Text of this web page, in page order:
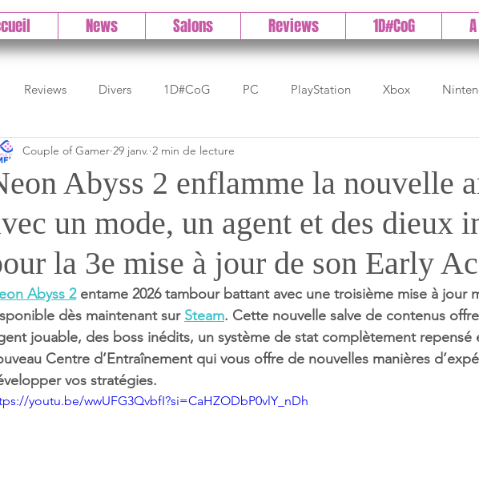
News Salons Reviews 1D#CoG
Reviews Divers 1D#CoG PC PlayStation Xbox
Previews Cloud Test indé DLC
Games Week Early Access Test 1DCoG Test Xbox Test Nintendo
The Game Awards
Abyss 2 enflamme la nouvelle
un mode, un agent et des dieux
la 3e mise à jour de son Early
Couple of Gamer 29 janv. 2 min de lecture
Abyss 2 entame 2026 tambour battant avec une troisième mise à jour
dès maintenant sur Steam. Cette nouvelle salve de contenus
jouable, des boss inédits, un système de stat complètement repensé
Centre d’Entraînement qui vous offre de nouvelles manières
vos stratégies.
youtu.be/wwUFG3QvbfI?si=CaHZODbP0vlY_nDh